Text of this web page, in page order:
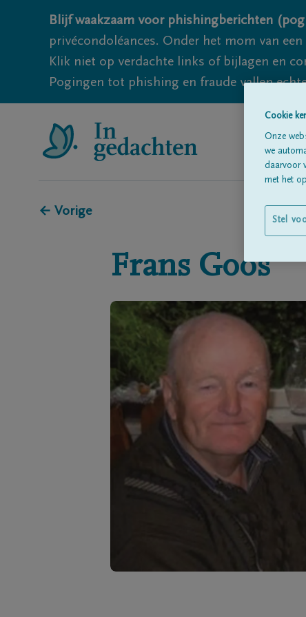
Blijf waakzaam voor phishingberichten
privécondoléances. Onder het mom van
Klik niet op verdachte links of bijlagen en
Pogingen tot phishing en fraude vallen
← Vorige
Frans Goos
Cookie
Onze
we
daarvoor
met het
Stel